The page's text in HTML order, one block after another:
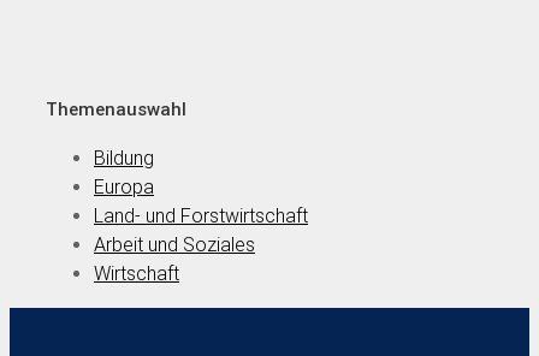
Themenauswahl
Bildung
Europa
Land- und Forstwirtschaft
Arbeit und Soziales
Wirtschaft